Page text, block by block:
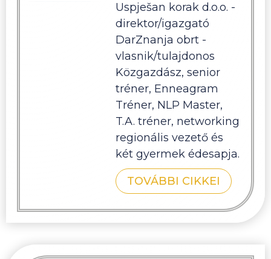
Uspješan korak d.o.o. -
direktor/igazgató
DarZnanja obrt -
vlasnik/tulajdonos
Közgazdász, senior
tréner, Enneagram
Tréner, NLP Master,
T.A. tréner, networking
regionális vezető és
két gyermek édesapja.
TOVÁBBI CIKKEI